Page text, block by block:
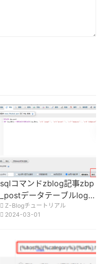
sqlコマンドzblog記事zbp
_postデータテーブルlog_
Metaフィールドで指定さ
れたキー値の一括変更
Z-Blogチュートリアル
2024-03-01